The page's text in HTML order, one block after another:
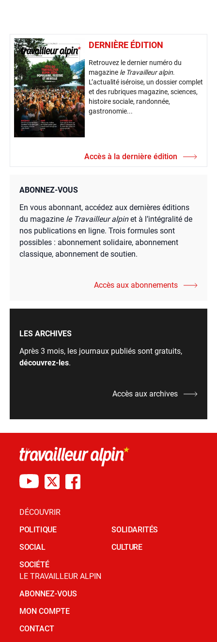
DERNIÈRE ÉDITION
Retrouvez le dernier numéro du
magazine le Travailleur alpin.
L’actualité iséroise, un dossier complet
et des rubriques magazine, sciences,
histoire sociale, randonnée,
gastronomie...
Accès à la dernière édition
ABONNEZ-VOUS
En vous abonnant, accédez aux dernières éditions
du magazine le Travailleur alpinet à l’intégralité de
nos publications en ligne. Trois formules sont
possibles : abonnement solidaire, abonnement
classique, abonnement de soutien.
Accès aux abonnements
LES ARCHIVES
Après 3 mois, les journaux publiés sont gratuits,
découvrez-les.
Accès aux archives
DÉCOUVRIR
POLITIQUE
SOCIAL
SOCIÉTÉ
SOLIDARITÉS
CULTURE
LE TRAVAILLEUR ALPIN
ABONNEZ-VOUS
MON COMPTE
CONTACT